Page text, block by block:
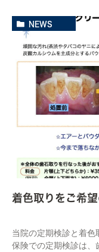
NEWS
着色取りをご希
当院の定期検診と着
保険での定期検診は、